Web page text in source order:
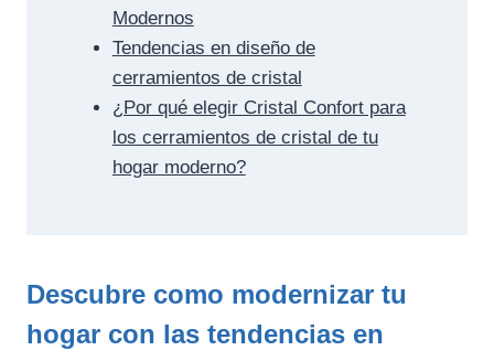
Modernos
Tendencias en diseño de
cerramientos de cristal
¿Por qué elegir Cristal Confort para
los cerramientos de cristal de tu
hogar moderno?
Descubre como modernizar tu
hogar con las tendencias en